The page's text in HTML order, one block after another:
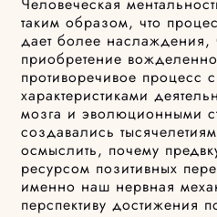
Человеческая
таким образом, что
дает более наслаждения,
приобретение
противоречивое процесс
характеристиками
мозга и эволюционными
создавались
осмыслить, почему
ресурсом позитивных
именно наш нервная
перспективу достижения